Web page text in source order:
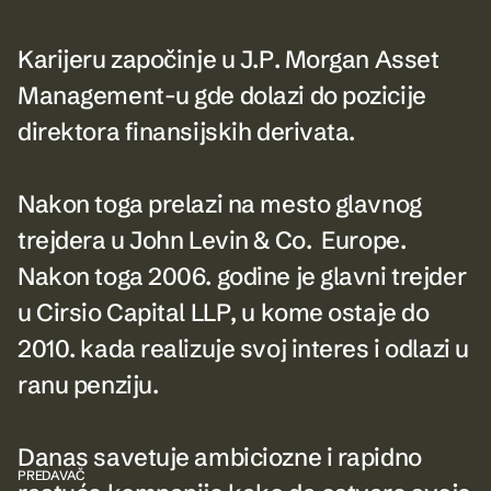
PREDAVAČ
Karijeruzapočinje uJ.P. Morgan Asset
Management-u gde dolazi dopozicije
direktorafinansijskih derivata.
Nakontoga prelazi na mesto glavnog
trejdera uJohn Levin& Co. Europe.
Nakontoga2006. godine je glavnitrejder
u CirsioCapital LLP, u kome ostaje do
2010. kada realizuje svoj interes i odlazi u
ranu penziju.
Danas savetuje ambiciozne i rapidno